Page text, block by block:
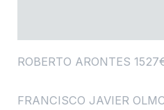
Fam
Olmos
ROBERTO ARONTES
FRANCISCO JAVIER